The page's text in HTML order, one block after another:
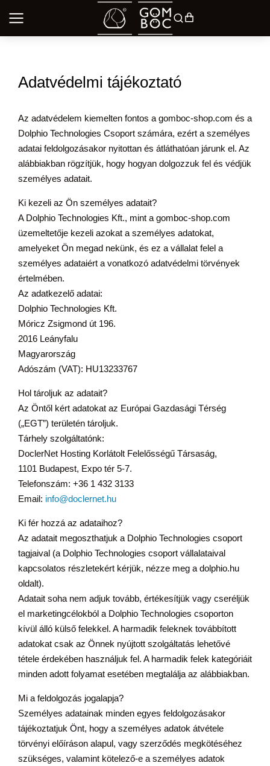
Adatvédelmi tájékoztató
Az adatvédelem kiemelten fontos a gomboc-shop.com és a
Dolphio Technologies Csoport számára, ezért a személyes
adatai feldolgozásakor nyitottan és átláthatóan járunk el. Az
alábbiakban rögzítjük, hogy hogyan dolgozzuk fel és védjük
személyes adatait.
Ki kezeli az Ön személyes adatait?
A Dolphio Technologies Kft., mint a gomboc-shop.com
üzemeltetője kezeli azokat a személyes adatokat,
amelyeket Ön megad nekünk, és ez a vállalat felel a
személyes adataiért a vonatkozó adatvédelmi törvények
értelmében.
Az adatkezelő adatai:
Dolphio Technologies Kft.
Móricz Zsigmond út 196.
2016 Leányfalu
Magyarország
Adószám (VAT): HU13233767
Hol tároljuk az adatait?
Az Öntől kért adatokat az Európai Gazdasági Térség
(„EGT”) területén tároljuk.
Tárhely szolgáltatónk:
DoclerNet Hosting Korlátolt Felelősségű Társaság,
1101 Budapest, Expo tér 5-7.
Telefonszám: +36 1 432 3133
Email: info@doclernet.hu
Ki fér hozzá az adataihoz?
Az adatait megoszthatjuk a Dolphio Technologies csoport
tagjaival (a Dolphio Technologies csoport vállalataival
kapcsolatos részletekért kérjük, nézze meg a dolphio.hu
oldalt).
Adatait soha nem adjuk tovább, értékesítjük vagy cseréljük
el marketingcélokból a Dolphio Technologies csoporton
kívül álló külső felekkel. A harmadik feleknek továbbított
adatokat csak az Önnek nyújtott szolgáltatás lehetővé
tétele érdekében használjuk fel. A harmadik felek kategóriáit
minden adott folyamat esetében megtalálja az alábbiakban.
Mi a feldolgozás jogalapja?
Személyes adatainak minden egyes feldolgozásakor
tájékoztatjuk Önt, hogy a személyes adatok átvétele
törvényi előíráson alapul, vagy szerződés megkötéséhez
szükséges, valamint kötelező-e a személyes adatok